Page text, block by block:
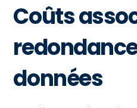
Coûts
données